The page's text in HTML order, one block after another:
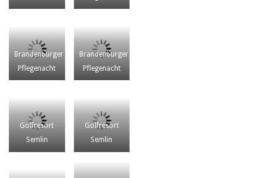
Brandenburger
Pflegenacht
Brandenburger
Pflegenacht
Golfresort
Semlin
Golfresort
Semlin